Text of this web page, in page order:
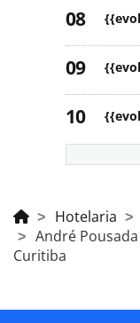
Hotelaria
André
Curitiba